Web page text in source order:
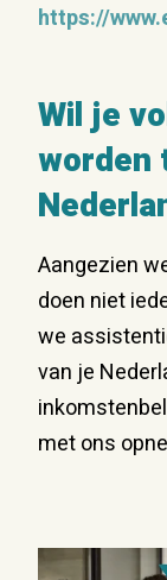
https://
Wil je
worden
Aangezien
doen niet
we
van je
met ons